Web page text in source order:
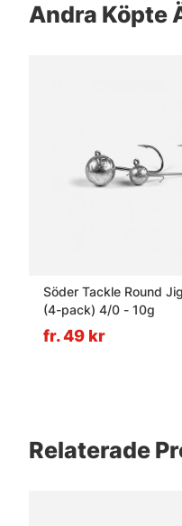
Andra Köpte
Söder Tackle Round
(4-pack) 4/0 - 10g
fr. 49 kr
Relaterade